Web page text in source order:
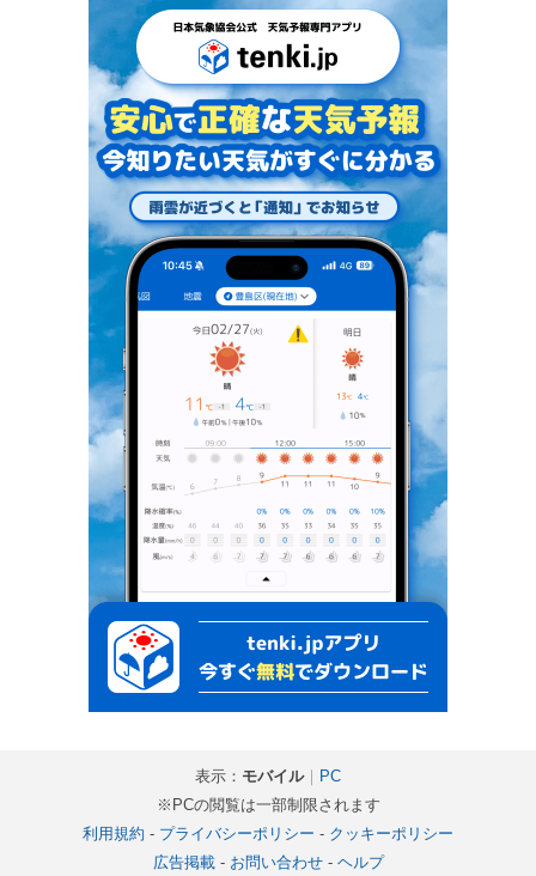
表示： モバイル｜ PC
※PCの閲覧は一部制限されます
利用規約 - プライバシーポリシー - クッキーポリシー
広告掲載- お問い合わせ- ヘルプ